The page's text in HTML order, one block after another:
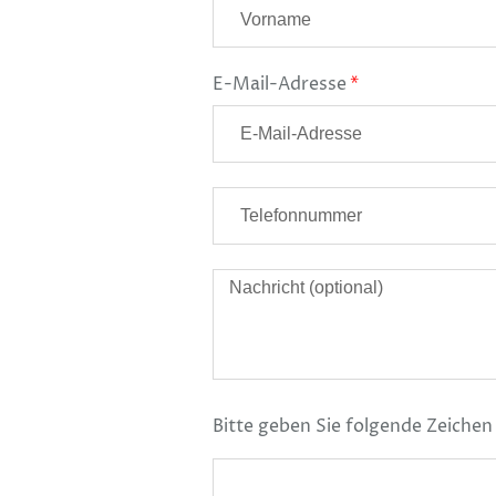
E-Mail-Adresse
Bitte geben Sie folgende